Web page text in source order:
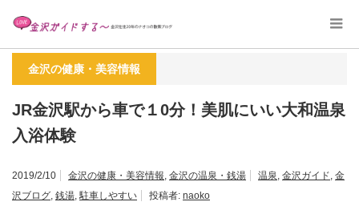
ホーム
JR金沢駅から車で１0分！美肌に
いい大和温泉入浴体験
金沢の健康・美容情報
JR金沢駅から車で１0分！美肌にいい大和温泉
入浴体験
2019/2/10 金沢の健康・美容情報, 金沢の温泉・銭湯 温泉, 金沢ガイド, 金
沢ブログ, 銭湯,駐車しやすい 投稿者: naoko